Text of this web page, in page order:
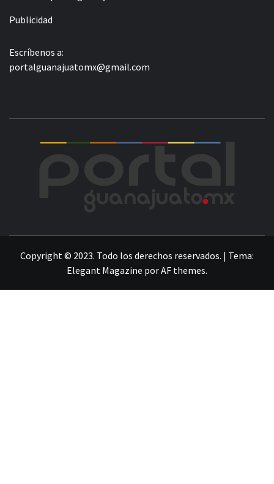
Publicidad
Escríbenos a:
portalguanajuatomx@gmail.com
Copyright © 2023. Todo los derechos reservados. | Tema:
Elegant Magazine porAF themes.